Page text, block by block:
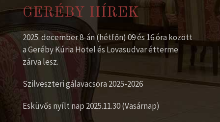
GERÉBY HÍREK
2025. december 8-án (hétfőn) 09 és 16 óra között
a Geréby Kúria Hotel és Lovasudvar étterme
zárva lesz.
Szilveszteri gálavacsora 2025-2026
Esküvős nyílt nap 2025.11.30 (Vasárnap)